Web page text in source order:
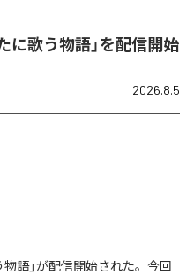
に歌う物語」を配信開始
2026.8.5
語」が配信開始された。今回